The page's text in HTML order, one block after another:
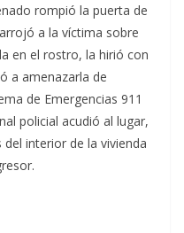
rompió la puerta de
a la víctima sobre
en el rostro, la hirió con
a amenazarla de
de Emergencias 911
policial acudió al lugar,
interior de la vivienda